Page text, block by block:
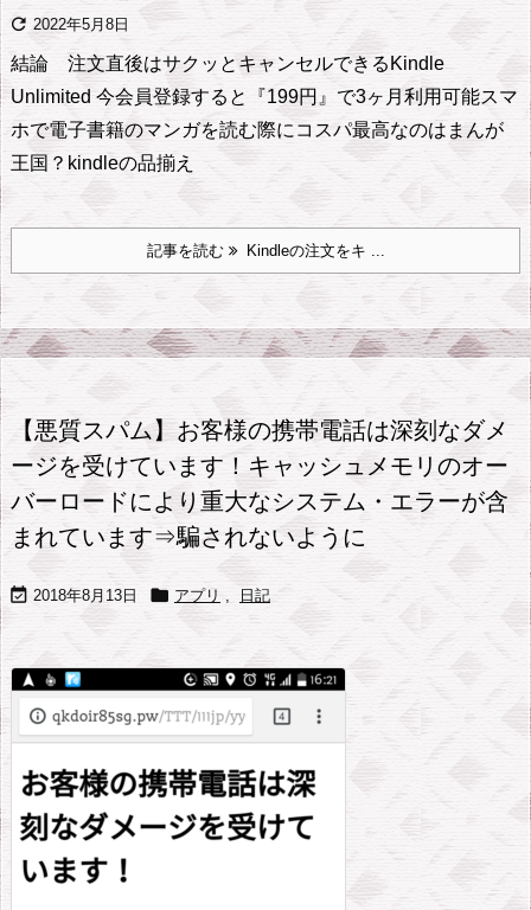
 2022年5月8日
結論 注文直後はサクッとキャンセルできる Kindle
Unlimited 今会員登録すると『199円』で3ヶ月利用可能スマ
ホで電子書籍のマンガを読む際にコスパ最高なのはまんが
王国？ kindleの品揃え
記事を読む Kindleの注文をキ ...
【悪質スパム】お客様の携帯電話は深刻なダメ
ージを受けています！キャッシュメモリのオー
バーロードにより重大なシステム・エラーが含
まれています⇒騙されないように
 2018年8月13日  アプリ , 日記